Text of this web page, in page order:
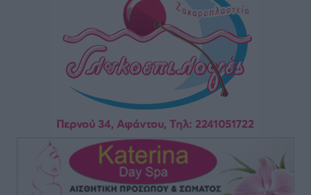
Γιάννης Παππάς: «Σημαντική ανάσα για τις
επιχειρήσεις η παράταση του “Εξοικονομώ –
Τοπικές Ειδήσεις• πριν 4 ώρες
Έκτακτη δια περιφοράς συνεδρίαση του Δημοτικού
Συμβουλίου Ρόδου αύριο
πριν 5 ώρες
Βασίλης Α. Υψηλάντης από Καστελλόριζο και Ρω: «Η